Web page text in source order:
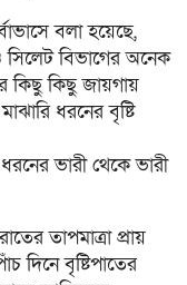
বলা হয়েছে,
সিলেট বিভাগের অনেক
কিছু কিছু জায়গায়
ধরনের বৃষ্টি
ভারী থেকে ভারী
তাপমাত্রা প্রায়
দিনে বৃষ্টিপাতের